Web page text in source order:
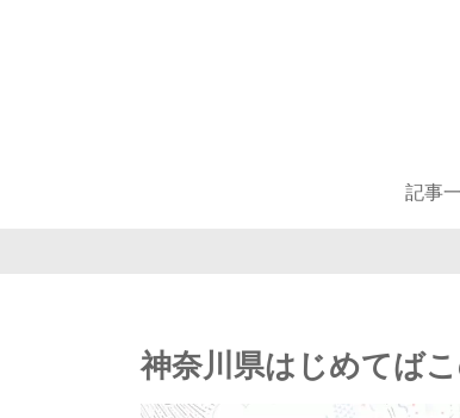
記事
神奈川県はじめてば